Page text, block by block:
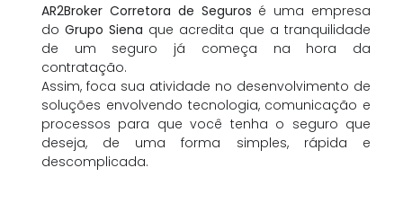
AR2Broker Corretora de Seguros é uma empresa
do Grupo Siena que acredita que a tranquilidade
de um seguro já começa na hora da
contratação.
Assim, foca sua atividade no desenvolvimento de
soluções envolvendo tecnologia, comunicação e
processos para que você tenha o seguro que
deseja, de uma forma simples, rápida e
descomplicada.